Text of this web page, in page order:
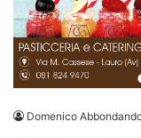
Domenico